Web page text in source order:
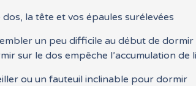
la tête et vos épaules surélevées
un peu difficile au début de
sur le dos empêche l’accumulation
ou un fauteuil inclinable pour dormir